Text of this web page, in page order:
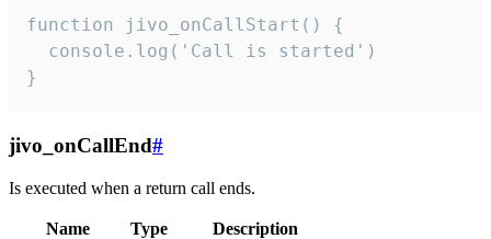
function jivo_onCallStart() {
  console.log('Call is started')
}
jivo_onCallEnd#
Is executed when a return call ends.
Name Type
Description